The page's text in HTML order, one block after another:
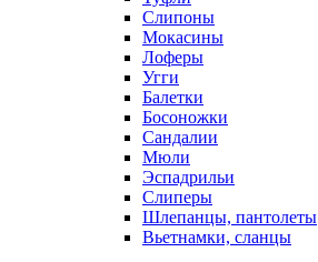
Слипоны
Мокасины
Лоферы
Угги
Балетки
Босоножки
Сандалии
Мюли
Эспадрильи
Слиперы
Шлепанцы, пантолеты
Вьетнамки, сланцы